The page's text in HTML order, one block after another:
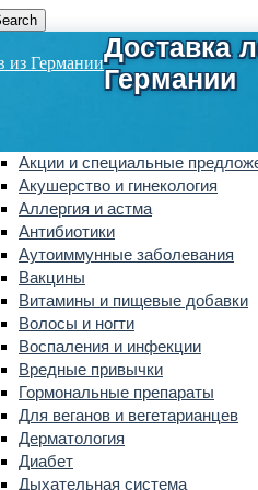
Акции и специальные
Акушерство и гинекология
Аллергия и астма
Антибиотики
Аутоиммунные заболевания
Вакцины
Витамины и пищевые добавки
Волосы и ногти
Воспаления и инфекции
Вредные привычки
Гормональные препараты
Для веганов и вегетарианцев
Дерматология
Диабет
Дыхательная система